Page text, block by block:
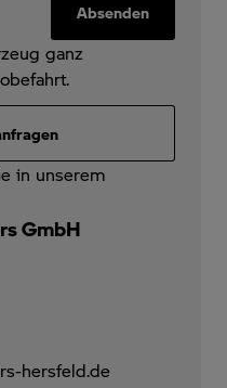
Absenden
ganz
in unserem
GmbH
hersfeld.de